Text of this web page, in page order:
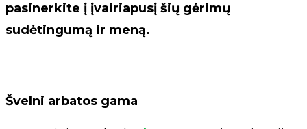
pasinerkite į įvairiapusį šių gėrimų
sudėtingumą ir meną.
Švelni arbatos gama